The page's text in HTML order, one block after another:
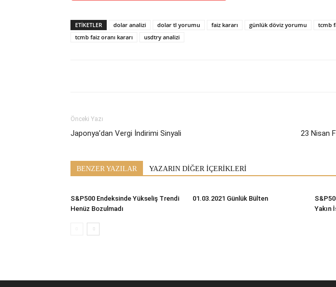
ETİKETLER dolar analizi dolar tl yorumu faiz kararı günlük döviz yorumu
tcmb
tcmb faiz oranı kararı
usdtry analizi
Önceki Yazı
Japonya’dan Vergi İndirimi Sinyali 23 Nisan
BENZER YAZILAR YAZARIN DİĞER İÇERİKLERİ
S&P500 Endeksinde Yükseliş Trendi
Henüz Bozulmadı
01.03.2021 Günlük Bülten
Yakın